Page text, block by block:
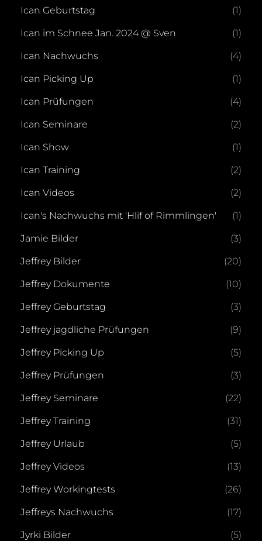
Ican Geburtstag (1)
Ican im Schnee Jan. 2024 @ Sven (1)
Ican Nachwuchs (4)
Ican Picking Up (1)
Ican Prüfungen (4)
Ican Seminare (2)
Ican Show (1)
Ican Training (2)
Ican Videos (2)
Ican's Nachwuchs mit 'Hlif of Rimmlingen' (1)
Jamie Bilder (3)
Jeffrey Bilder (20)
Jeffrey Dokumente (10)
Jeffrey Geburtstag (3)
Jeffrey jagdliche Prüfungen (9)
Jeffrey Picking Up (5)
Jeffrey Prüfungen (3)
Jeffrey Seminare (22)
Jeffrey Training (31)
Jeffrey Urlaub (5)
Jeffrey Videos (13)
Jeffrey Workingtests (26)
Jeffreys Nachwuchs (17)
Jyrki Bilder (5)